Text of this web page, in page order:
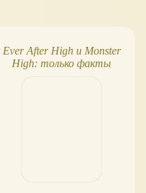
Ever After High и Monster
High: только факты